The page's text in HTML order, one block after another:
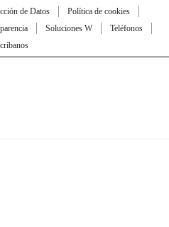
de Datos
Política de cookies
Soluciones W
Teléfonos